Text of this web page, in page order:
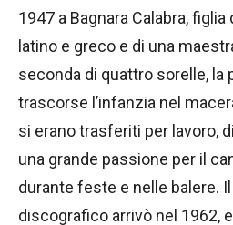
1947 a Bagnara Calabra,
latino e greco e di una
seconda di quattro sorelle, la
trascorse l’infanzia nel
si erano trasferiti per lavoro,
una grande passione per il
durante feste e nelle balere.
discografico arrivò nel 1962,